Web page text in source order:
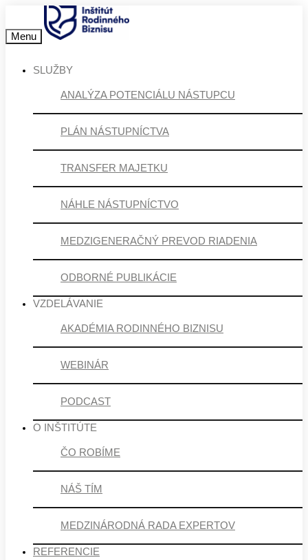
Menu
SLUŽBY
ANALÝZA POTENCIÁLU NÁSTUPCU
PLÁN NÁSTUPNÍCTVA
TRANSFER MAJETKU
NÁHLE NÁSTUPNÍCTVO
MEDZIGENERAČNÝ PREVOD RIADENIA
ODBORNÉ PUBLIKÁCIE
VZDELÁVANIE
AKADÉMIA RODINNÉHO BIZNISU
WEBINÁR
PODCAST
O INŠTITÚTE
ČO ROBÍME
NÁŠ TÍM
MEDZINÁRODNÁ RADA EXPERTOV
REFERENCIE